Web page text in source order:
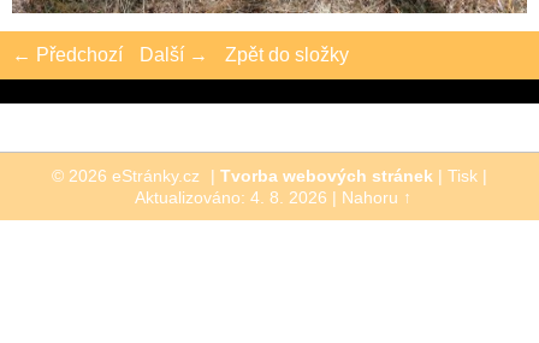
← Předchozí Další → Zpět do složky
© 2026 eStránky.cz | Tvorba webových stránek | Tisk |
Aktualizováno: 4. 8. 2026 | Nahoru ↑